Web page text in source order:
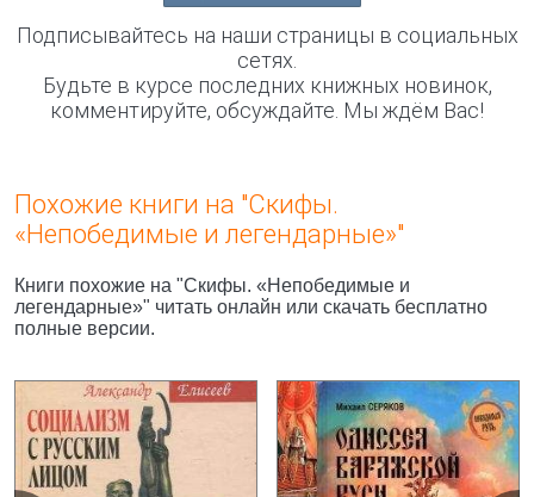
Подписывайтесь на наши страницы в социальных
сетях.
Будьте в курсе последних книжных новинок,
комментируйте, обсуждайте. Мы ждём Вас!
Похожие книги на "Скифы.
«Непобедимые и легендарные»"
Книги похожие на "Скифы. «Непобедимые и
легендарные»" читать онлайн или скачать бесплатно
полные версии.